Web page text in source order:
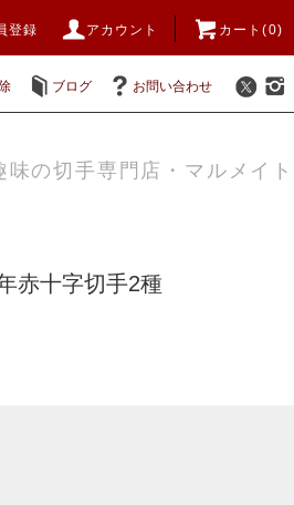
登録 アカウント カート(0)
ブログ お問い合わせ
味の切手専門店・マルメイト
赤十字切手2種